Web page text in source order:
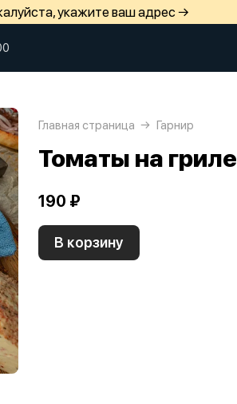
укажите ваш адрес →
Главная страница Гарнир
Томаты на гриле
190 ₽
В корзину